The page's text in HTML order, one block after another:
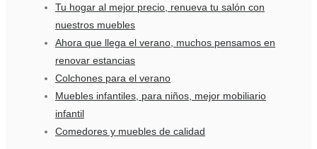
Tu hogar al mejor precio, renueva tu salón con
nuestros muebles
Ahora que llega el verano, muchos pensamos en
renovar estancias
Colchones para el verano
Muebles infantiles, para niños, mejor mobiliario
infantil
Comedores y muebles de calidad